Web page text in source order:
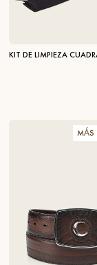
KIT DE LIMPIEZA
MÁS